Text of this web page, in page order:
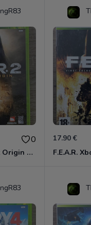
0
F.E.A.R. 2 - Project Origin Xbox 360
17.90 €
F.E.A.R.